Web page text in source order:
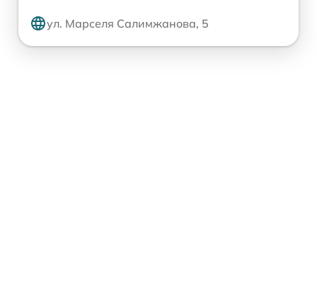
ул. Марселя Салимжанова, 5